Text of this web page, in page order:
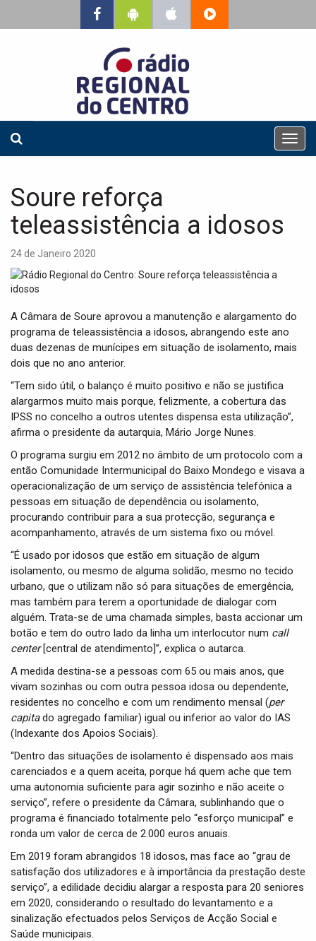
T
o
t
o
Soure reforça
teleassistência a idosos
24 de Janeiro 2020
A Câmara de Soure aprovou a manutenção e alargamento do
programa de teleassistência a idosos, abrangendo este ano
duas dezenas de munícipes em situação de isolamento, mais
dois que no ano anterior.
“Tem sido útil, o balanço é muito positivo e não se justifica
alargarmos muito mais porque, felizmente, a cobertura das
IPSS no concelho a outros utentes dispensa esta utilização”,
afirma o presidente da autarquia, Mário Jorge Nunes.
O programa surgiu em 2012 no âmbito de um protocolo com a
então Comunidade Intermunicipal do Baixo Mondego e visava a
operacionalização de um serviço de assistência telefónica a
pessoas em situação de dependência ou isolamento,
procurando contribuir para a sua protecção, segurança e
acompanhamento, através de um sistema fixo ou móvel.
“É usado por idosos que estão em situação de algum
isolamento, ou mesmo de alguma solidão, mesmo no tecido
urbano, que o utilizam não só para situações de emergência,
mas também para terem a oportunidade de dialogar com
alguém. Trata-se de uma chamada simples, basta accionar um
botão e tem do outro lado da linha um interlocutor num call
center[central de atendimento]”, explica o autarca.
A medida destina-se a pessoas com 65 ou mais anos, que
vivam sozinhas ou com outra pessoa idosa ou dependente,
residentes no concelho e com um rendimento mensal (per
capitado agregado familiar) igual ou inferior ao valor do IAS
(Indexante dos Apoios Sociais).
“Dentro das situações de isolamento é dispensado aos mais
carenciados e a quem aceita, porque há quem ache que tem
uma autonomia suficiente para agir sozinho e não aceite o
serviço”, refere o presidente da Câmara, sublinhando que o
programa é financiado totalmente pelo “esforço municipal” e
ronda um valor de cerca de 2.000 euros anuais.
Em 2019 foram abrangidos 18 idosos, mas face ao “grau de
satisfação dos utilizadores e à importância da prestação deste
serviço”, a edilidade decidiu alargar a resposta para 20 seniores
em 2020, considerando o resultado do levantamento e a
sinalização efectuados pelos Serviços de Acção Social e
Saúde municipais.